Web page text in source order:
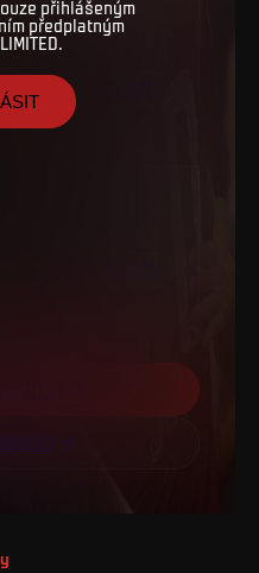
PŘEDPLATIT
přihlášeným
předplatným